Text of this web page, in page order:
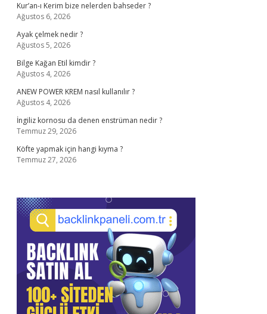
Kur’an-ı Kerim bize nelerden bahseder ?
Ağustos 6, 2026
Ayak çelmek nedir ?
Ağustos 5, 2026
Bilge Kağan Etil kimdir ?
Ağustos 4, 2026
ANEW POWER KREM nasıl kullanılır ?
Ağustos 4, 2026
İngiliz kornosu da denen enstrüman nedir ?
Temmuz 29, 2026
Köfte yapmak için hangi kıyma ?
Temmuz 27, 2026